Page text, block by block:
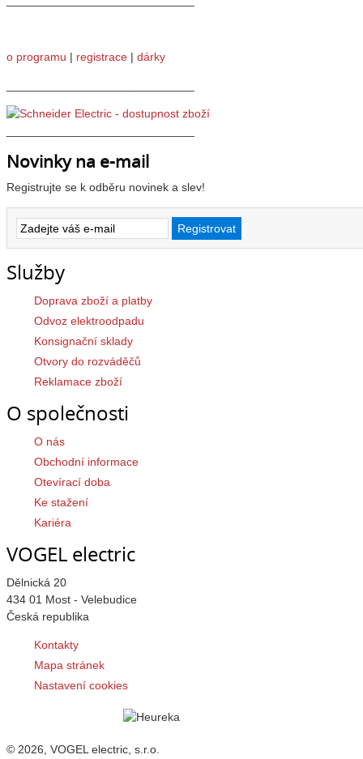
o programu | registrace | dárky
Novinky na e-mail
Registrujte se k odběru novinek a slev!
Služby
Doprava zboží a platby
Odvoz elektroodpadu
Konsignační sklady
Otvory do rozváděčů
Reklamace zboží
O společnosti
O nás
Obchodní informace
Otevírací doba
Ke stažení
Kariéra
VOGEL electric
Dělnická 20
434 01 Most - Velebudice
Česká republika
Kontakty
Mapa stránek
Nastavení cookies
© 2026, VOGEL electric, s.r.o.